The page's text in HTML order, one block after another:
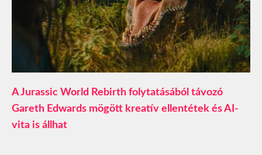
A Jurassic World Rebirth folytatásából távozó
Gareth Edwards mögött kreatív ellentétek és AI-
vita is állhat